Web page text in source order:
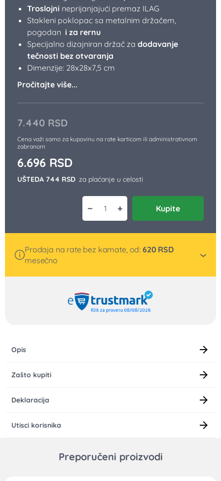
7.440 RSD
Cena važi samo za kupovinu na rate karticom ili administrativnom
zabranom
6.696 RSD
UŠTEDA 744 RSD za plaćanje u celosti
Troslojni neprijanjajući premaz ILAG
Stakleni poklopac sa metalnim držačem,
pogodan i za rernu
Specijalno dizajniran držač za dodavanje
tečnosti bez otvaranja
Dimenzije: 28x28x7,5 cm
Pročitajte više...
−Četvrtasta posuda sa staklenim
+ Kupite
Prodaja na rate bez kamate, od: 620 RSD
mesečno
Opis
Zašto kupiti
Deklaracija
Utisci korisnika
Preporučeni proizvodi